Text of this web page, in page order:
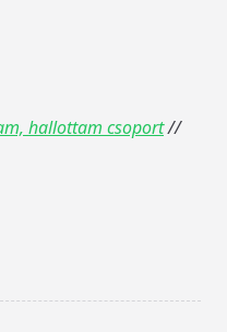
hallottam csoport//